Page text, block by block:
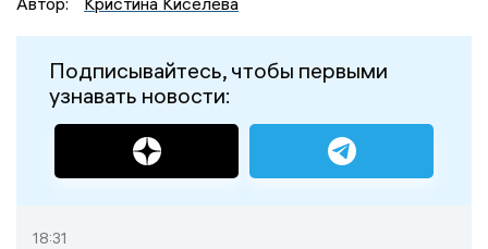
Подписывайтесь, чтобы первыми
узнавать новости:
18:31